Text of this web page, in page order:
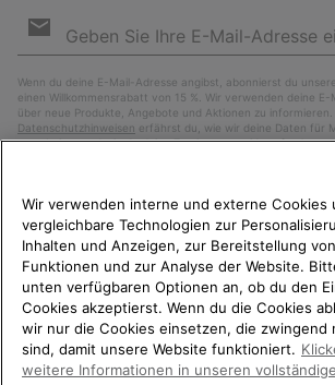
Anmeldung
Wenn du deine E-Mail-Adresse angibst, abonnierst du
einen Willkommensrabatt von 15 %. Wir verwenden deine
über neue Produkte, Angebote und Aktionen zu
Datenschutzhinweisen erfährst du, wie wir deine Daten für
verarbeiten und wie du deine Zustimmung widerrufen
Österreich
WILLKOMMEN BEI
Wir verwenden interne und externe Cookies
vergleichbare Technologien zur
Inhalten und Anzeigen, zur Bereitstellung
Funktionen und zur Analyse der Website.
unten verfügbaren Optionen an, ob du den
Cookies akzeptierst. Wenn du die Cookies
wir nur die Cookies einsetzen, die zwingend
sind, damit unsere Website funktioniert.
weitere Informationen in unseren